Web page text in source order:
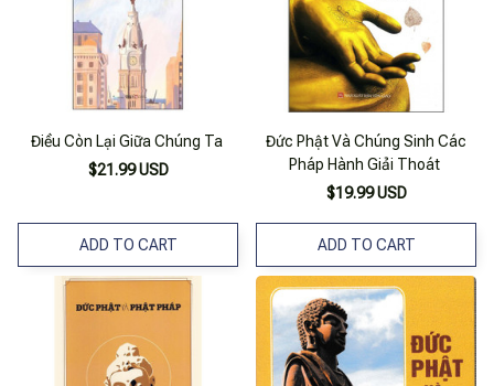
Điều Còn Lại Giữa Chúng Ta
$21.99 USD
ADD TO CART
Đức Phật Và Chúng Sinh Các
Pháp Hành Giải Thoát
$19.99 USD
ADD TO CART